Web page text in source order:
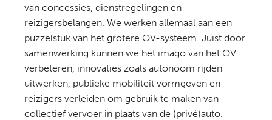
van concessies, dienstregelingen en
reizigersbelangen. We werken allemaal aan een
puzzelstuk van het grotere OV-systeem. Juist door
samenwerking kunnen we het imago van het OV
verbeteren, innovaties zoals autonoom rijden
uitwerken, publieke mobiliteit vormgeven en
reizigers verleiden om gebruik te maken van
collectief vervoer in plaats van de (privé)auto.